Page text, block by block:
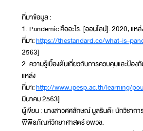
ที่มาข้อมูล :
1. Pandemic คืออะไร. [ออนไลน์]. 2020, แหล่
ที่มา:https://thestandard.co/what-is-
2563]
2. ความรู้เบื้องต้นเกี่ยวกับการควบคุมและป้อง
แหล่ง
ที่มา:http://www.ipesp.ac.th/learning/
มีนาคม 2563]
ผู้เขียน : นางสาวศศลักษณ์ มูลรินต๊ะ นักวิชากา
พิพิธภัณฑ์วิทยาศาสตร์ อพวช.